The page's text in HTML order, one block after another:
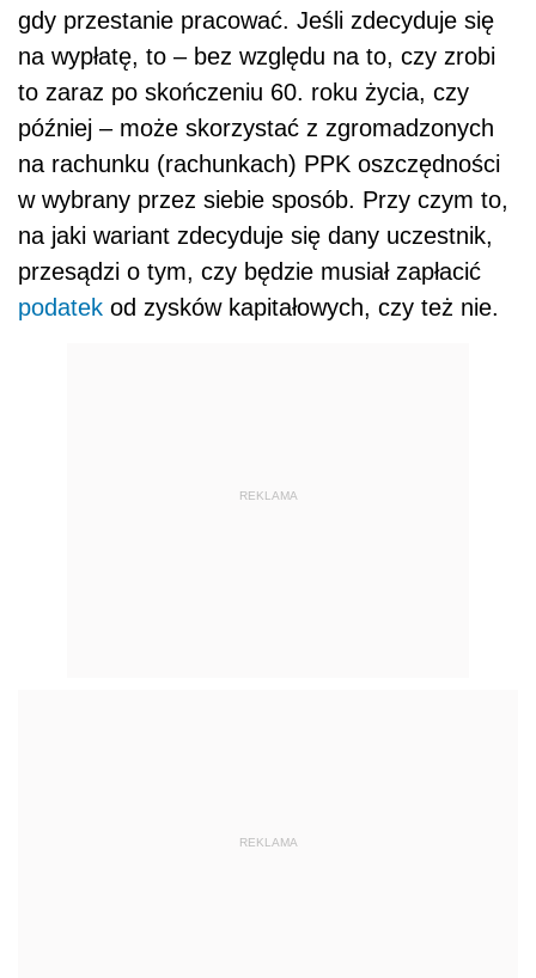
gdy przestanie pracować. Jeśli zdecyduje się
na wypłatę, to – bez względu na to, czy zrobi
to zaraz po skończeniu 60. roku życia, czy
później – może skorzystać z zgromadzonych
na rachunku (rachunkach) PPK oszczędności
w wybrany przez siebie sposób. Przy czym to,
na jaki wariant zdecyduje się dany uczestnik,
przesądzi o tym, czy będzie musiał zapłacić
podatek od zysków kapitałowych, czy też nie.
REKLAMA
REKLAMA